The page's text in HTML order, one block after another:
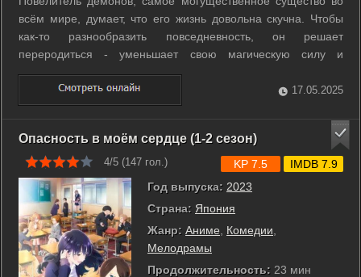
всём мире, думает, что его жизнь довольна скучна. Чтобы
как-то разнообразить повседневность, он решает
переродиться - уменьшает свою магическую силу и
становится обычным. Однако, оказавшись в современном
мире, он понимает, что вокруг одни слабаки, а, значит, он
опять сильнее всех. Теперь его ...
17.05.2025
Опасность в моём сердце (1-2 сезон)
4/5 (147 гол.)
Год выпуска: 2023
Страна: Япония
Жанр: Аниме Комедии
Мелодрамы
Продолжительность: 23 мин
KP 7.5 IMDB 7.9